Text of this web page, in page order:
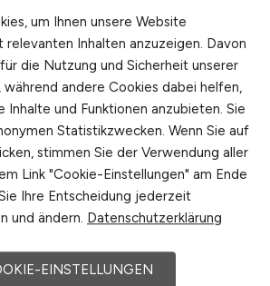
knappste Ressource im
Ein echter Kompass filtert
transparent und
Genau das leistet ein
versteht: Er verknüpft
realen
sortiert nach
Werksgrößen,
und gesuchtem
Das Ergebnis: weniger
Trefferqualität, schneller
seinen Fokus auf
um Ihnen unsere Website
Inhalten anzuzeigen. Davon
die Nutzung und Sicherheit unserer
andere Cookies dabei helfen,
Inhalte und Funktionen anzubieten. Sie
Statistikzwecken. Wenn Sie auf
stimmen Sie der Verwendung aller
Link "Cookie-Einstellungen" am Ende
Ihre Entscheidung jederzeit
und ändern. Datenschutzerklärung
EINSTELLUNGEN